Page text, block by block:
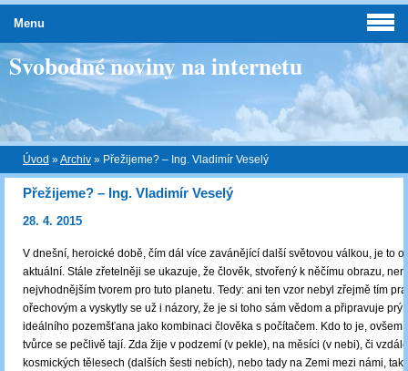
Svobodné noviny na internetu
Úvod »Archiv » Přežijeme? – Ing. Vladimír Veselý
Přežijeme? – Ing. Vladimír Veselý
28. 4. 2015
V dnešní, heroické době, čím dál více zavánějící další světovou válkou, je to
aktuální. Stále zřetelněji se ukazuje, že člověk, stvořený k něčímu obrazu,
nejvhodnějším tvorem pro tuto planetu. Tedy: ani ten vzor nebyl zřejmě tím
ořechovým a vyskytly se už i názory, že je si toho sám vědom a připravuje prý
ideálního pozemšťana jako kombinaci člověka s počítačem. Kdo to je, ovšem
tvůrce se pečlivě tají. Zda žije v podzemí (v pekle), na měsíci (v nebi), či
kosmických tělesech (dalších šesti nebích), nebo tady na Zemi mezi námi,
Menu